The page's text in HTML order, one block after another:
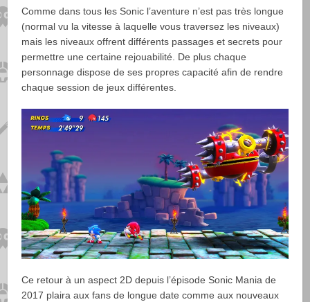
Comme dans tous les Sonic l’aventure n’est pas très longue
(normal vu la vitesse à laquelle vous traversez les niveaux)
mais les niveaux offrent différents passages et secrets pour
permettre une certaine rejouabilité. De plus chaque
personnage dispose de ses propres capacité afin de rendre
chaque session de jeux différentes.
Ce retour à un aspect 2D depuis l’épisode Sonic Mania de
2017 plaira aux fans de longue date comme aux nouveaux